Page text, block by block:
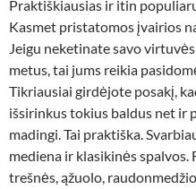
Praktiškiausias ir itin
Kasmet pristatomos įvairios
Jeigu neketinate savo
metus, tai jums reikia
Tikriausiai girdėjote posakį,
išsirinkus tokius baldus net ir
madingi. Tai praktiška.
mediena ir klasikinės
trešnės, ąžuolo,